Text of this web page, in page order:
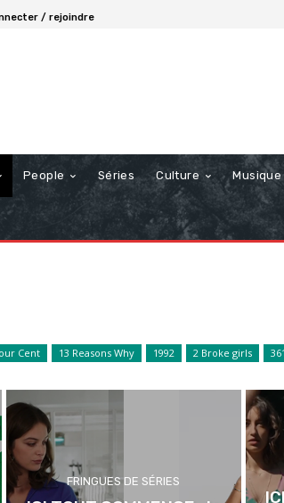
/ rejoindre
People Séries Culture Musique
Cent 13 Reasons Why 1992 2 Broke girls
FRINGUES DE SÉRIES